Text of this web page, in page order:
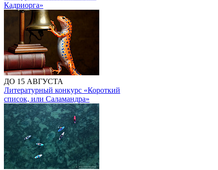
Кадриорга»
ДО 15 АВГУСТА
Литературный конкурс «Короткий
список, или Саламандра»